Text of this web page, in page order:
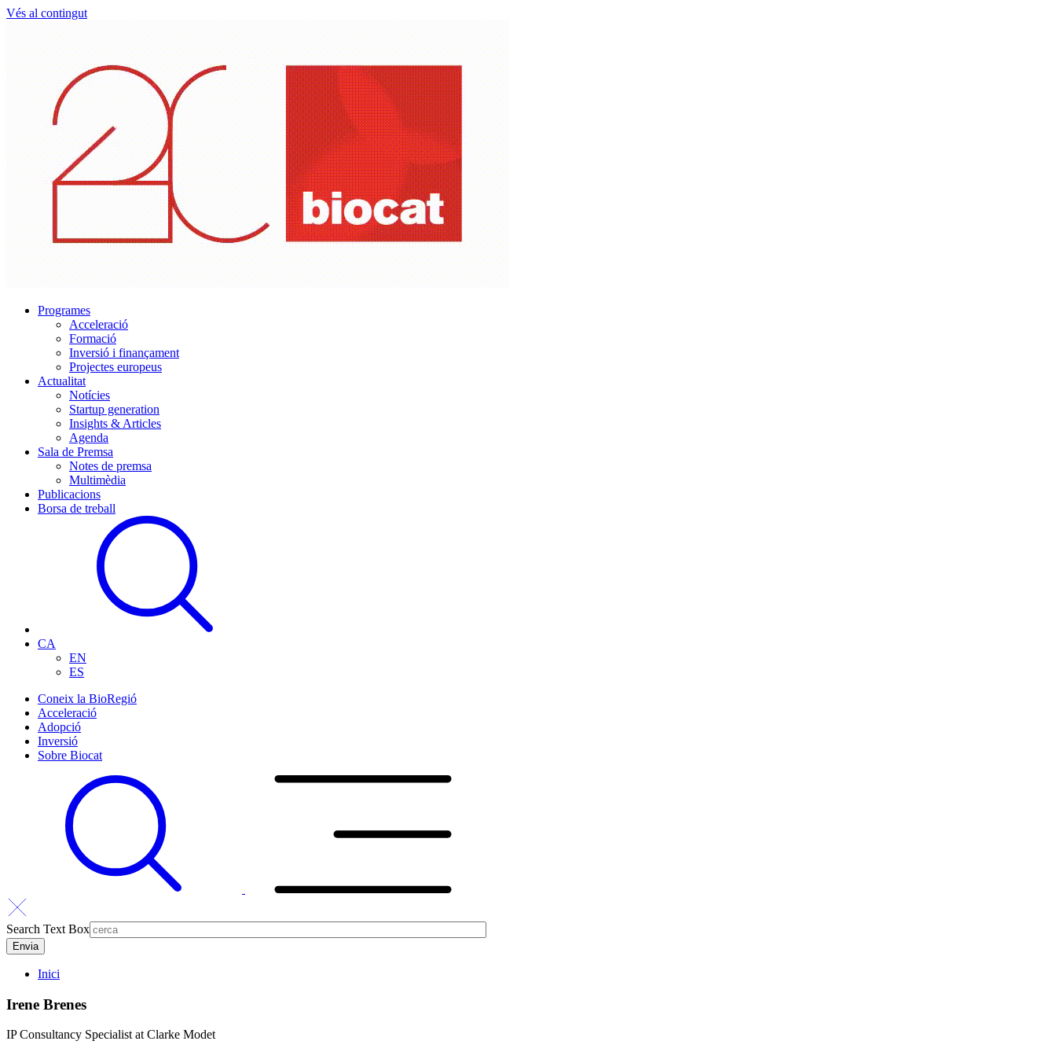
Vés al contingut
Programes
Acceleració
Formació
Inversió i finançament
Projectes europeus
Actualitat
Notícies
Startup generation
Insights & Articles
Agenda
Sala de Premsa
Notes de premsa
Multimèdia
Publicacions
Borsa de treball
CA
EN
ES
Coneix la BioRegió
Acceleració
Adopció
Inversió
Sobre Biocat
Search Text Box
Inici
Irene Brenes
IP Consultancy Specialist at Clarke Modet